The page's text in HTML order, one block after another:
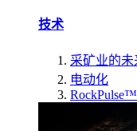
技术
采矿业的未
电动化
RockPulse™